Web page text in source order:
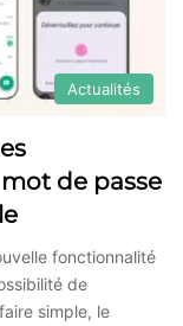
Actualités
de passe
fonctionnalité
de
simple, le